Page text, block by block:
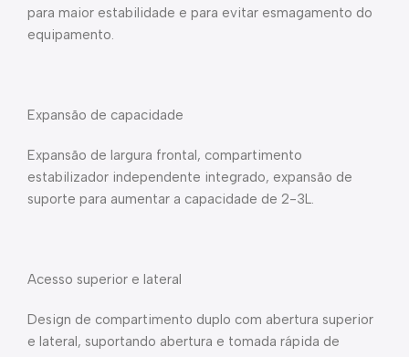
para maior estabilidade e para evitar esmagamento do
equipamento.
Expansão de capacidade
Expansão de largura frontal, compartimento
estabilizador independente integrado, expansão de
suporte para aumentar a capacidade de 2-3L.
Acesso superior e lateral
Design de compartimento duplo com abertura superior
e lateral, suportando abertura e tomada rápida de